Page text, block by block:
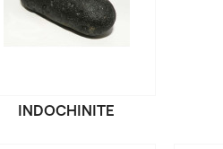
INDOCHINITE